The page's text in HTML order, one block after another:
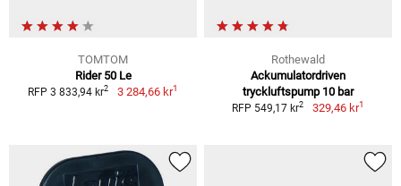
TOMTOM
Rider 50 Le
RFP 3 833,94 kr2 3 284,66 kr1
Rothewald
Ackumulatordriven
tryckluftspump 10 bar
RFP 549,17 kr2 329,46 kr1